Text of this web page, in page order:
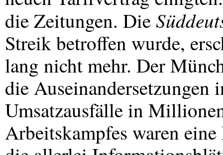
die Zeitungen. Die
Streik betroffen wurde,
lang nicht mehr. Der
die
Umsatzausfälle in
Arbeitskampfes waren